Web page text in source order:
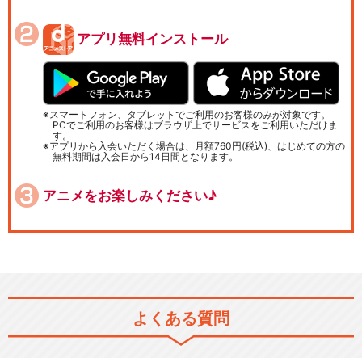
アプリ無料インストール
スマートフォン、タブレットでご利用のお客様のみが対象です。
PCでご利用のお客様はブラウザ上でサービスをご利用いただけま
す。
アプリから入会いただく場合は、月額760円(税込)、はじめての方の
無料期間は入会日から14日間となります。
アニメをお楽しみください♪
よくある質問